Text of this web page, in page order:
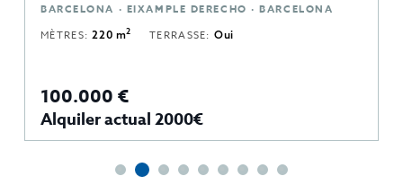
BARCELONA · EIXAMPLE DERECHO · BARCELONA
MÈTRES:220 m2 TERRASSE:Oui
100.000 €
Alquiler actual 2000€